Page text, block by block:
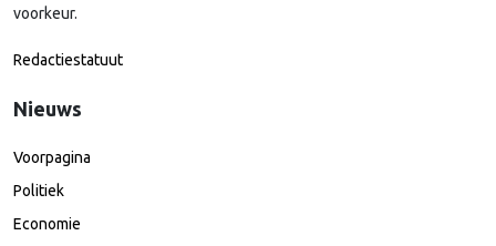
voorkeur.
Redactiestatuut
Nieuws
Voorpagina
Politiek
Economie